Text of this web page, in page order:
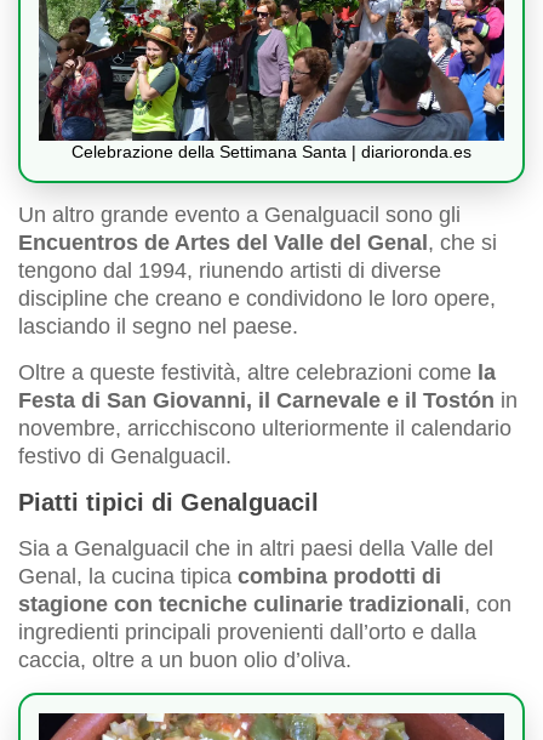
Celebrazione della Settimana Santa | diarioronda.es
Un altro grande evento a Genalguacil sono gli
Encuentros de Artes del Valle del Genal, che si
tengono dal 1994, riunendo artisti di diverse
discipline che creano e condividono le loro opere,
lasciando il segno nel paese.
Oltre a queste festività, altre celebrazioni come la
Festa di San Giovanni, il Carnevale e il Tostón in
novembre, arricchiscono ulteriormente il calendario
festivo di Genalguacil.
Piatti tipici di Genalguacil
Sia a Genalguacil che in altri paesi della Valle del
Genal, la cucina tipica combina prodotti di
stagione con tecniche culinarie tradizionali, con
ingredienti principali provenienti dall’orto e dalla
caccia, oltre a un buon olio d’oliva.